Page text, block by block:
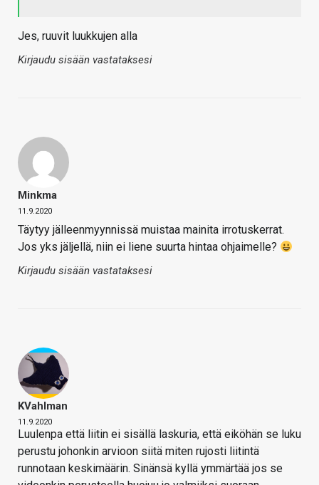
Jes, ruuvit luukkujen alla
Kirjaudu sisään vastataksesi
Minkma
11.9.2020
Täytyy jälleenmyynnissä muistaa mainita irrotuskerrat.
Jos yks jäljellä, niin ei liene suurta hintaa ohjaimelle?
Kirjaudu sisään vastataksesi
KVahlman
11.9.2020
Luulenpa että liitin ei sisällä laskuria, että eiköhän se luku
perustu johonkin arvioon siitä miten rujosti liitintä
runnotaan keskimäärin. Sinänsä kyllä ymmärtää jos se